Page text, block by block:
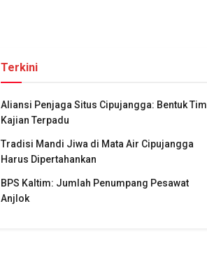
Terkini
Aliansi Penjaga Situs Cipujangga: Bentuk Tim
Kajian Terpadu
Tradisi Mandi Jiwa di Mata Air Cipujangga
Harus Dipertahankan
BPS Kaltim: Jumlah Penumpang Pesawat
Anjlok